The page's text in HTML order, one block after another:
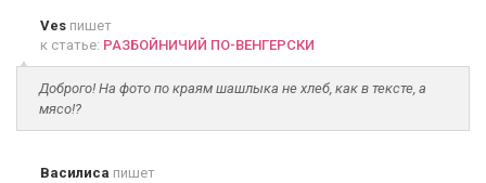
Ves пишет
к статье: РАЗБОЙНИЧИЙ ПО-ВЕНГЕРСКИ
Доброго! На фото по краям шашлыка не хлеб, как в тексте, а
мясо!?
Василиса пишет